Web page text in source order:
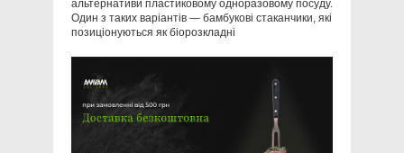
альтернативи пластиковому одноразовому посуду.
Один з таких варіантів — бамбукові стаканчики, які
позиціонуються як біорозкладні